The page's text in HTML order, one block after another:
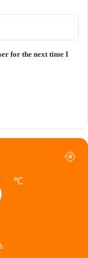
for the next time I
℃